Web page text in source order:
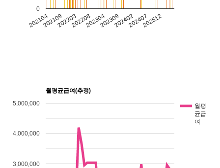
202104202109202203202208202304202309202402202407202512
0
월평균급여(추정)
월평
균급
여
3,000,000
4,000,000
5,000,000